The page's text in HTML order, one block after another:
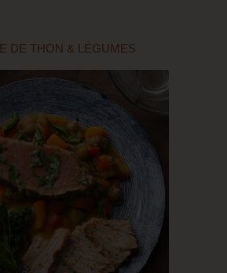
DE THON & LÉGUMES